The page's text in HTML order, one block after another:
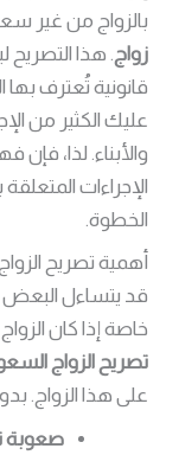
بالزواج من غير
زواج . هذا
قانونية تُعترف
عليك الكثير من
والأبناء. لذا، فإن
الإجراءات
الخطوة.
أهمية تصريح
قد يتساءل البعض
خاصة إذا كان
تصريح الزواج
على هذا الزواج.
صعوبة